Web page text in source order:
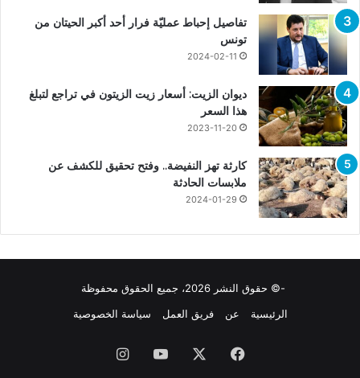
تفاصيل إحباط عمليّة فرار أحد أكبر الحيتان من
تونس
2024-02-11
ديوان الزيت: أسعار زيت الزيتون في تراجع لتبلغ
هذا السعر
2023-11-20
كارثة تهز النفيضة.. وفتح تحقيق للكشف عن
ملابسات الحادثة
2024-01-29
-© حقوق النشر 2026، جميع الحقوق محفوظة
الرئيسية
عن فريق العمل سياسة الخصوصية
فيسبوك يوتيوبانستقرام